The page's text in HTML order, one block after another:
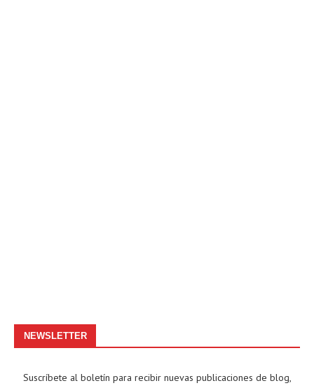
NEWSLETTER
Suscríbete al boletín para recibir nuevas publicaciones de blog,